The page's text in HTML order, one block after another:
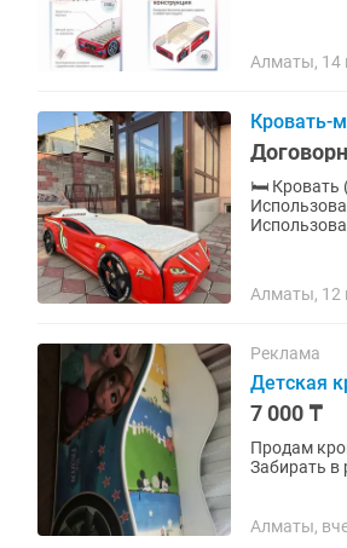
Алматы, 14
Кровать-
🛏️ Кровать (как
Алматы, 12
Реклама
Детская
7 000 ₸
Продам
Забирать в
Алматы,